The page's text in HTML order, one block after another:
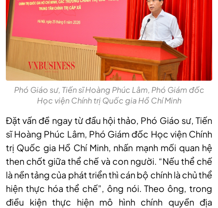
Phó Giáo sư, Tiến sĩ Hoàng Phúc Lâm, Phó Giám đốc
Học viện Chính trị Quốc gia Hồ Chí Minh
Đặt vấn đề ngay từ đầu hội thảo, Phó Giáo sư, Tiến
sĩ Hoàng Phúc Lâm, Phó Giám đốc Học viện Chính
trị Quốc gia Hồ Chí Minh, nhấn mạnh mối quan hệ
then chốt giữa thể chế và con người. “Nếu thể chế
là nền tảng của phát triển thì cán bộ chính là chủ thể
hiện thực hóa thể chế”, ông nói. Theo ông, trong
điều kiện thực hiện mô hình chính quyền địa